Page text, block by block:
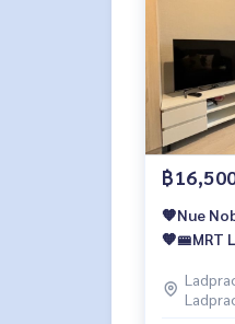
฿
🧡Nue
🧡🚝MRT